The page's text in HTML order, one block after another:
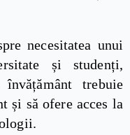
necesitatea unui
și studenți,
trebuie
și să ofere acces la